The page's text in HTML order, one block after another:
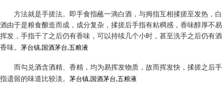
方法就是手搓法。即手食指蘸一滴白酒，与拇指互相揉搓至发热，白
酒由于是粮食酿造而成，成分复杂，揉搓后手指有粘稠感，香味醇厚不易
挥发，手指干了之后仍有香味，可以持续几个小时，甚至洗手之后仍有酒
香味。 茅台镇,国酒茅台,五粮液
而勾兑酒含酒精、香精，均为易挥发物质，故而挥发快，揉搓之后手
指遗留的味道比较淡。 茅台镇,国酒茅台,五粮液